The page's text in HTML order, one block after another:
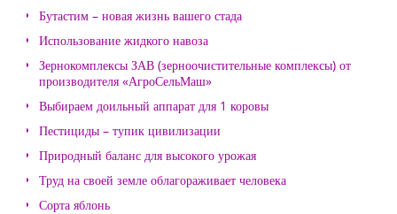
Бутастим – новая жизнь вашего стада
Использование жидкого навоза
Зернокомплексы ЗАВ (зерноочистительные комплексы) от
производителя «АгроСельМаш»
Выбираем доильный аппарат для 1 коровы
Пестициды – тупик цивилизации
Природный баланс для высокого урожая
Труд на своей земле облагораживает человека
Сорта яблонь